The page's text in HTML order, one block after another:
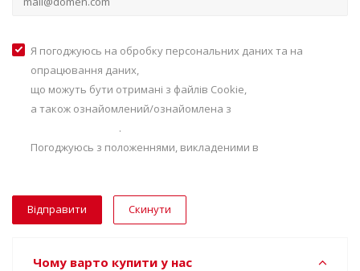
Я погоджуюсь на обробку персональних даних та на
опрацювання даних,
що можуть бути отримані з файлів Сookie,
а також ознайомлений/ознайомлена з
.
Погоджуюсь з положеннями, викладеними в
Скинути
Чому варто купити у нас